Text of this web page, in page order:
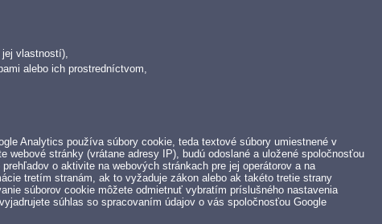
jej vlastností),
alebo ich prostredníctvom,
Analytics používa súbory cookie, teda textové súbory umiestnené v
stránky (vrátane adresy IP), budú odoslané a uložené spoločnosťou
o aktivite na webových stránkach pre jej operátorov a na
tretím stranám, ak to vyžaduje zákon alebo ak takéto tretie strany
súborov cookie môžete odmietnuť vybratím príslušného nastavenia
súhlas so spracovaním údajov o vás spoločnosťou Google